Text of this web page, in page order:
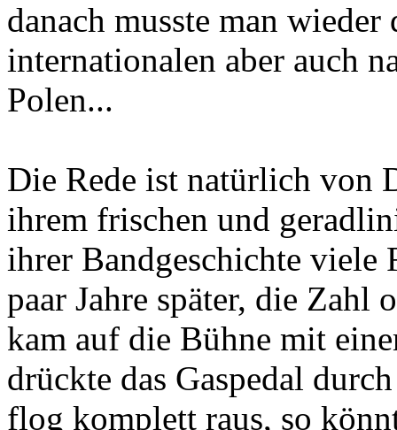
danach musste man
internationalen aber auch
Polen...
Die Rede ist natürlich von
ihrem frischen und
ihrer Bandgeschichte viele
paar Jahre später, die Zahl
kam auf die Bühne mit
drückte das Gaspedal
flog komplett raus, so